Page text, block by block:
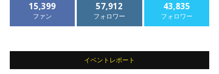
15,399
ファン
57,912
フォロワー
43,835
フォロワー
イベントレポート